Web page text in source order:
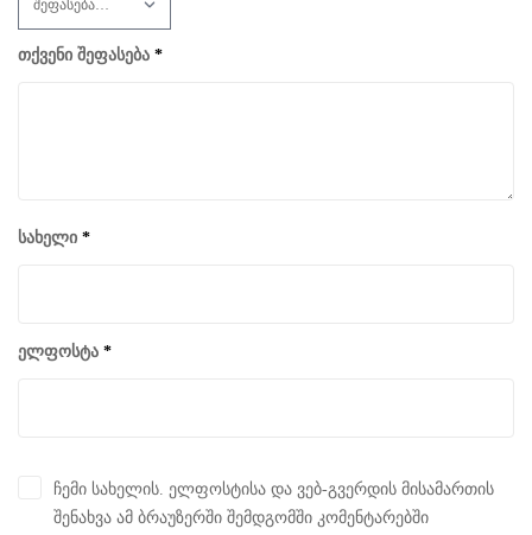
თქვენი შეფასება *
სახელი *
ელფოსტა *
ჩემი სახელის. ელფოსტისა და ვებ-გვერდის მისამართის
შენახვა ამ ბრაუზერში შემდგომში კომენტარებში